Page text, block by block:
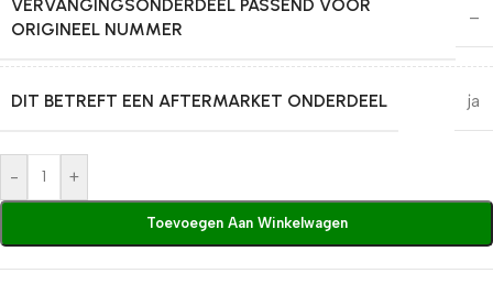
VERVANGINGSONDERDEEL PASSEND VOOR
ORIGINEEL NUMMER
–
DIT BETREFT EEN AFTERMARKET ONDERDEEL ja
- +
Toevoegen Aan Winkelwagen